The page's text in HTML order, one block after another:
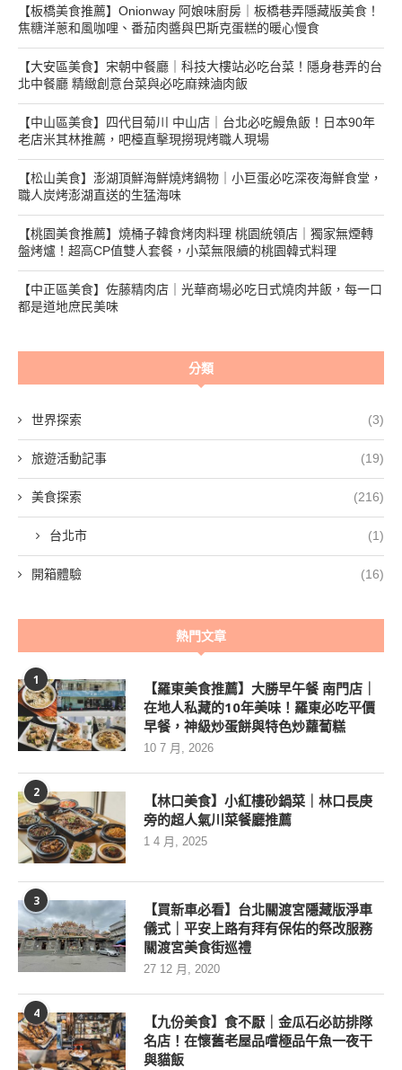
【板橋美食推薦】Onionway 阿娘味廚房｜板橋巷弄隱藏版美食！
焦糖洋蔥和風咖哩、番茄肉醬與巴斯克蛋糕的暖心慢食
【大安區美食】宋朝中餐廳｜科技大樓站必吃台菜！隱身巷弄的台
北中餐廳 精緻創意台菜與必吃麻辣滷肉飯
【中山區美食】四代目菊川 中山店｜台北必吃鰻魚飯！日本90年
老店米其林推薦，吧檯直擊現撈現烤職人現場
【松山美食】澎湖頂鮮海鮮燒烤鍋物｜小巨蛋必吃深夜海鮮食堂，
職人炭烤澎湖直送的生猛海味
【桃園美食推薦】燒桶子韓食烤肉料理 桃園統領店｜獨家無煙轉
盤烤爐！超高CP值雙人套餐，小菜無限續的桃園韓式料理
【中正區美食】佐藤精肉店｜光華商場必吃日式燒肉丼飯，每一口
都是道地庶民美味
分類
世界探索 (3)
旅遊活動記事 (19)
美食探索 (216)
台北市 (1)
開箱體驗 (16)
熱門文章
1
【羅東美食推薦】大勝早午餐 南門店｜
在地人私藏的10年美味！羅東必吃平價
早餐，神級炒蛋餅與特色炒蘿蔔糕
10 7 月, 2026
2
【林口美食】小紅樓砂鍋菜｜林口長庚
旁的超人氣川菜餐廳推薦
1 4 月, 2025
3
【買新車必看】台北關渡宮隱藏版淨車
儀式｜平安上路有拜有保佑的祭改服務
關渡宮美食街巡禮
27 12 月, 2020
4
【九份美食】食不厭｜金瓜石必訪排隊
名店！在懷舊老屋品嚐極品午魚一夜干
與貓飯